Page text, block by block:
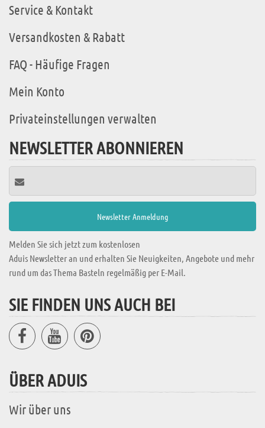
Service & Kontakt
Versandkosten & Rabatt
FAQ - Häufige Fragen
Mein Konto
Privateinstellungen verwalten
NEWSLETTER ABONNIEREN
Melden Sie sich jetzt zum kostenlosen
Aduis Newsletter an und erhalten Sie Neuigkeiten, Angebote und mehr
rund um das Thema Basteln regelmäßig per E-Mail.
SIE FINDEN UNS AUCH BEI
ÜBER ADUIS
Wir über uns